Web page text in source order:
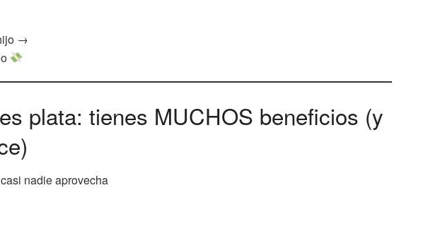
→
plata: tienes MUCHOS beneficios (y
nadie aprovecha